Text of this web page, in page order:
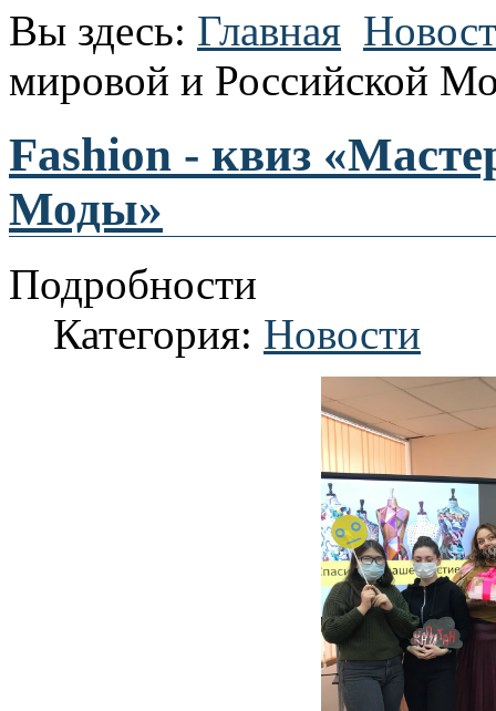
Вы здесь: Главная
мировой и Российской
Fashion - квиз
Моды»
Подробности
Категория: Новости